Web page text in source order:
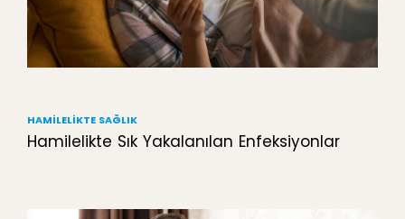
HAMILELIKTE SAĞLIK
Hamilelikte Sık Yakalanılan Enfeksiyonlar